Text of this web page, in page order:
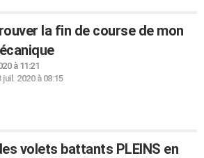
la fin de course de mon
à 11:21
juil. 2020 à 08:15
volets battants PLEINS en